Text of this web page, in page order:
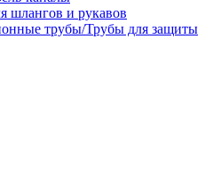
шлангов и рукавов
трубы/Трубы для защиты